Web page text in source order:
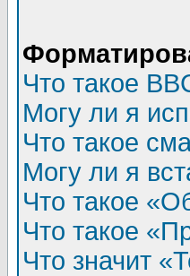
Что такое
Могу ли я
Что такое
Могу ли я
Что такое
Что такое
Что значит